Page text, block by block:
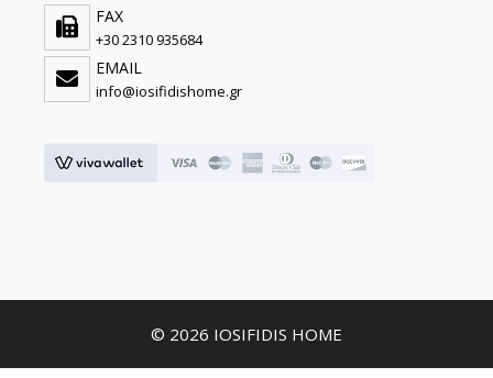
FAX
+30 2310 935684
EMAIL
info@iosifidishome.gr
© 2026 IOSIFIDIS HOME